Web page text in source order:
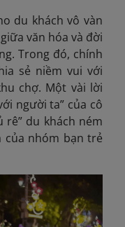
du khách vô vàn
văn hóa và đời
Trong đó, chính
sẻ niềm vui với
chợ. Một vài lời
người ta” của cô
rê” du khách ném
của nhóm bạn trẻ